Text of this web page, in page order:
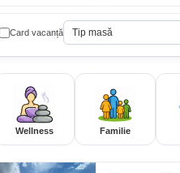
Card vacanță Tip masă
Wellness Familie